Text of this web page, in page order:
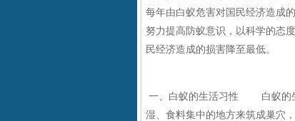
每年由白蚁危害对国民经济造成
努力提高防蚁意识，以科学的态
民经济造成的损害降至最低。
一、白蚁的生活习性 白蚁的生
湿、食料集中的地方来筑成巢穴